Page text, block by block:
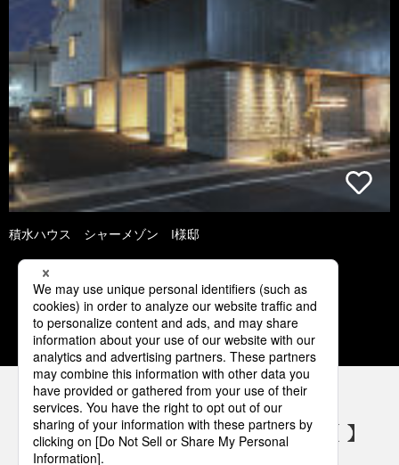
積水ハウス シャーメゾン I様邸
3 4 5 6 7
パナソニックの電気設備 SNSアカウント